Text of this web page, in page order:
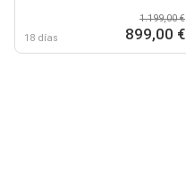
18 días
1.199,00 €
899,00 €